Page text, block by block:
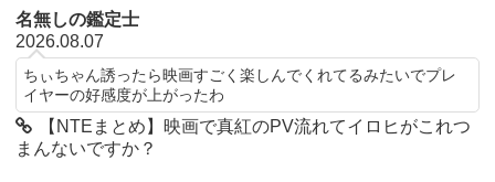
名無しの鑑定士
2026.08.07
ちぃちゃん誘ったら映画すごく楽しんでくれてるみたいでプレ
イヤーの好感度が上がったわ
【NTEまとめ】映画で真紅のPV流れてイロヒがこれつ
まんないですか？